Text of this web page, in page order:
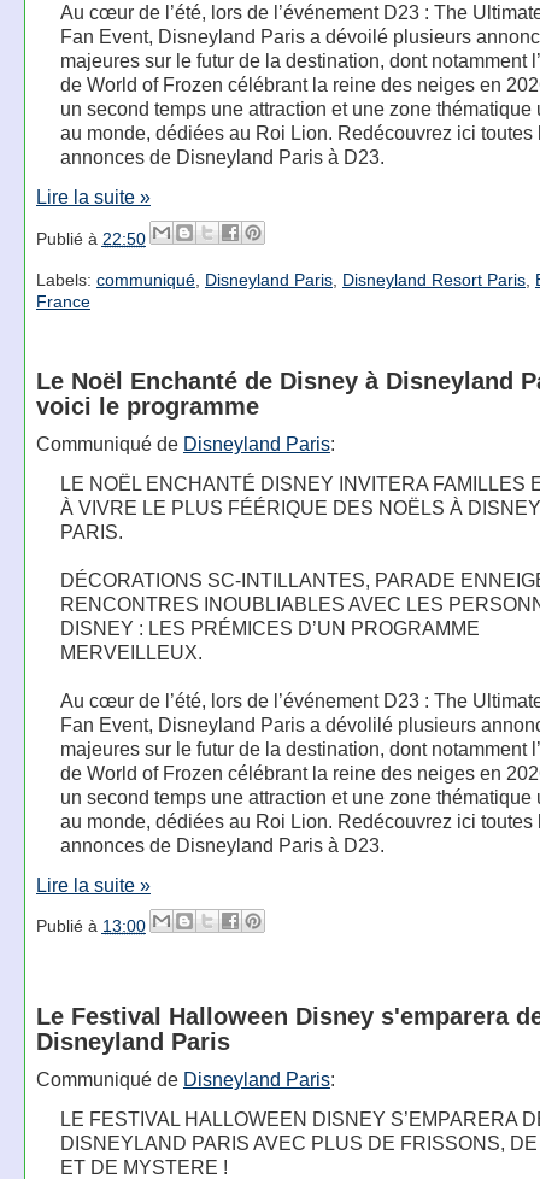
Au cœur de l’été, lors de l’événement D23 : The
Fan Event, Disneyland Paris a dévoilé plusieurs
majeures sur le futur de la destination, dont notamment
de World of Frozen célébrant la reine des neiges en
un second temps une attraction et une zone thématique
au monde, dédiées au Roi Lion. Redécouvrez ici toutes
annonces de Disneyland Paris à D23.
Lire la suite »
Publié à 22:50
Labels: communiqué, Disneyland Paris, Disneyland Resort Paris,
France
Le Noël Enchanté de Disney à Disneyland
voici le programme
Communiqué de Disneyland Paris:
LE NOËL ENCHANTÉ DISNEY INVITERA FAMILLES
À VIVRE LE PLUS FÉÉRIQUE DES NOËLS À
PARIS.
DÉCORATIONS SC-INTILLANTES, PARADE
RENCONTRES INOUBLIABLES AVEC LES
DISNEY : LES PRÉMICES D’UN PROGRAMME
MERVEILLEUX.
Au cœur de l’été, lors de l’événement D23 : The
Fan Event, Disneyland Paris a dévolilé plusieurs
majeures sur le futur de la destination, dont notamment
de World of Frozen célébrant la reine des neiges en
un second temps une attraction et une zone thématique
au monde, dédiées au Roi Lion. Redécouvrez ici toutes
annonces de Disneyland Paris à D23.
Lire la suite »
Publié à 13:00
Le Festival Halloween Disney s'emparera
Disneyland Paris
Communiqué de Disneyland Paris:
LE FESTIVAL HALLOWEEN DISNEY S’EMPARERA
DISNEYLAND PARIS AVEC PLUS DE FRISSONS,
ET DE MYSTERE !